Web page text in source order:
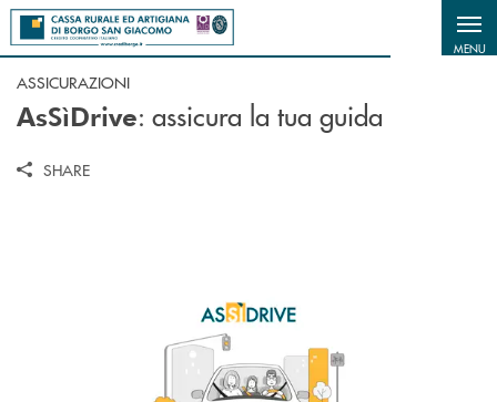
Salta al contenuto principale
MENU
ASSICURAZIONI
AsSìDrive: assicura la tua guida
SHARE